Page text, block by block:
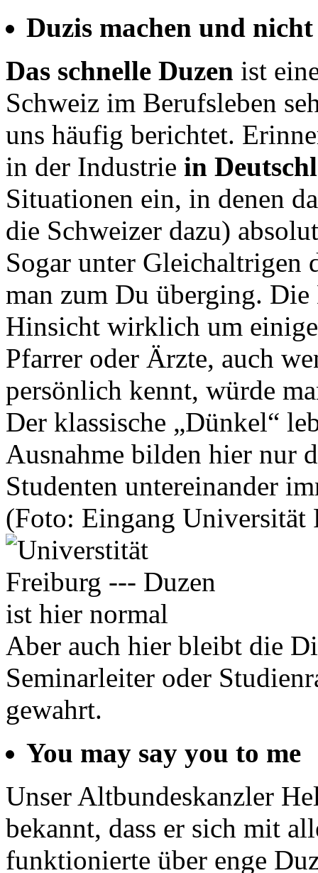
Duzis machen und
Das schnelle Duzen ist
Schweiz im Berufsleben
uns häufig berichtet.
in der Industrie in
Situationen ein, in denen
die Schweizer dazu)
Sogar unter Gleichaltrigen
man zum Du überging.
Hinsicht wirklich um
Pfarrer oder Ärzte, auch
persönlich kennt, würde
Der klassische „Dünkel“
Ausnahme bilden hier nur
Studenten untereinander
(Foto: Eingang Universität
Aber auch hier bleibt die
Seminarleiter oder
gewahrt.
You may say you to me
Unser Altbundeskanzler
bekannt, dass er sich mit
funktionierte über enge